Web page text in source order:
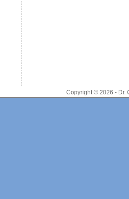
Copyright © 2026 - Dr.